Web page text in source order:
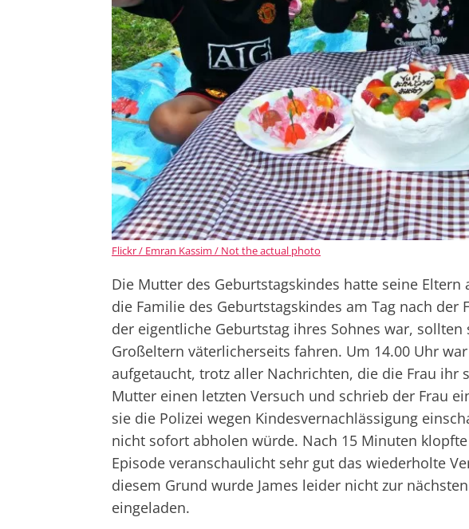
Flickr / Emran Kassim / Not the actual photo
Die Mutter des Geburtstagskindes hatte seine
die Familie des Geburtstagskindes am Tag nach der
der eigentliche Geburtstag ihres Sohnes war,
Großeltern väterlicherseits fahren. Um 14.00 Uhr
aufgetaucht, trotz aller Nachrichten, die die Frau ihr
Mutter einen letzten Versuch und schrieb der Frau
sie die Polizei wegen Kindesvernachlässigung
nicht sofort abholen würde. Nach 15 Minuten
Episode veranschaulicht sehr gut das wiederholte
diesem Grund wurde James leider nicht zur
eingeladen.